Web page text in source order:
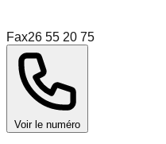
Fax26 55 20 75
Voir le numéro